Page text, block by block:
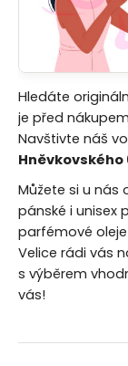
Hledáte
je před
Navštivte náš
Hněvkovského
Můžete si u
pánské i unisex
parfémové
Velice rádi vás
s výběrem
vás!
e
t
e
n
a
j
í
t
?